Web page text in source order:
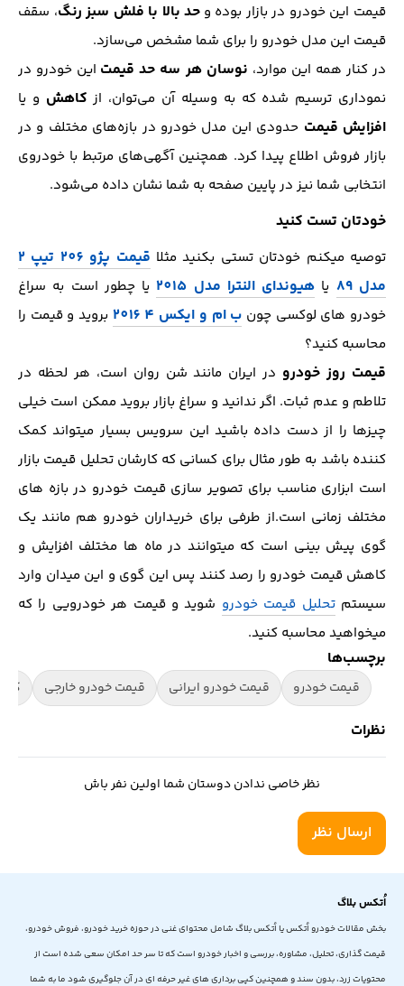
قیمت این خودرو در بازار بوده و حد بالا با فلش سبز رنگ، سقف
قیمت این مدل خودرو را برای شما مشخص می‌سازد.
در کنار همه این موارد، نوسان هر سه حد قیمت این خودرو در
نموداری ترسیم شده که به وسیله آن می‌توان، از کاهش و یا
افزایش قیمت حدودی این مدل خودرو در بازه‌های مختلف و در
بازار فروش اطلاع پیدا کرد. همچنین آگهی‌های مرتبط با خودروی
انتخابی شما نیز در پایین صفحه به شما نشان داده می‌شود.
خودتان تست کنید
توصیه میکنم خودتان تستی بکنید مثلا
قیمت پژو 206 تیپ 2
مدل 89
یا هیوندای النترا مدل 2015
یا چطور است به سراغ
خودرو های لوکسی چون ب ام و ایکس 4 2016
بروید و قیمت را
محاسبه کنید؟
قیمت روز خودرو در ایران مانند شن روان است، هر لحظه در
تلاطم و عدم ثبات. اگر ندانید و سراغ بازار بروید ممکن است خیلی
چیزها را از دست داده باشید این سرویس بسیار میتواند کمک
کننده باشد به طور مثال برای کسانی که کارشان تحلیل قیمت بازار
است ابزاری مناسب برای تصویر سازی قیمت خودرو در بازه های
مختلف زمانی است.از طرفی برای خریداران خودرو هم مانند یک
گوی پیش بینی است که میتوانند در ماه ها مختلف افزایش و
کاهش قیمت خودرو را رصد کنند پس این گوی و این میدان وارد
سیستمتحلیل قیمت خودرو شوید و قیمت هر خودرویی را که
میخواهید محاسبه کنید.
برچسب‌ها
قیمت خودرو قیمت خودرو ایرانی قیمت خودرو خارجی
نظرات
نظر خاصی ندادن دوستان شما اولین نفر باش
ارسال نظر
اُتکس بلاگ
بخش مقالات خودرو اُتکس یا اُتکس بلاگ شامل محتوای غنی در حوزه خرید خودرو، فروش خودرو،
قیمت گذاری، تحلیل، مشاوره، بررسی و اخبار خودرو است که تا سر حد امکان سعی شده است از
محتویات زرد، بدون سند و همچنین کپی برداری های غیر حرفه ای در آن جلوگیری شود ما به شما